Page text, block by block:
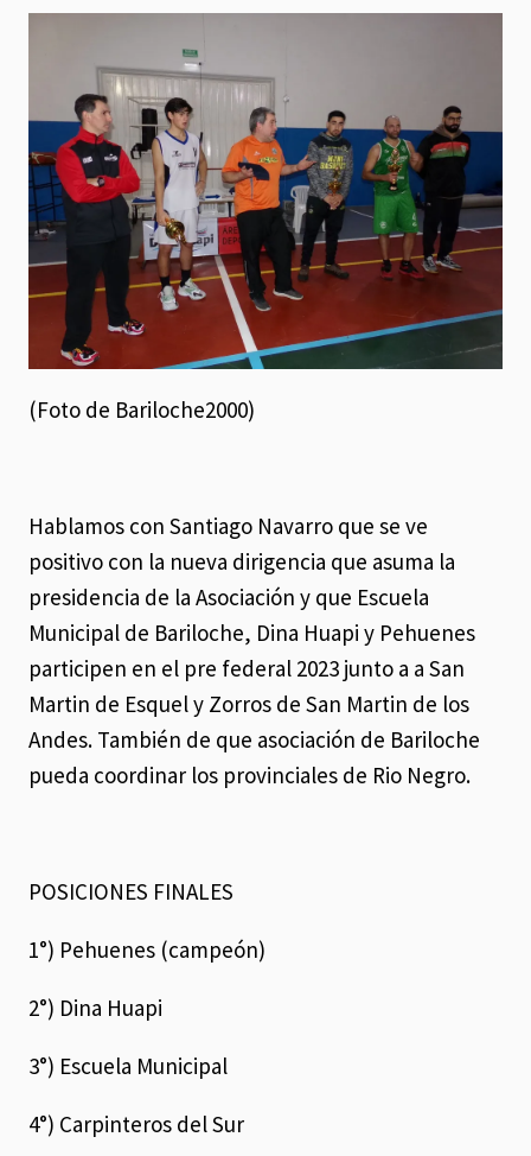
(Foto de Bariloche2000)
Hablamos con Santiago Navarro que se ve
positivo con la nueva dirigencia que asuma la
presidencia de la Asociación y que Escuela
Municipal de Bariloche, Dina Huapi y Pehuenes
participen en el pre federal 2023 junto a a San
Martin de Esquel y Zorros de San Martin de los
Andes. También de que asociación de Bariloche
pueda coordinar los provinciales de Rio Negro.
POSICIONES FINALES
1°) Pehuenes (campeón)
2°) Dina Huapi
3°) Escuela Municipal
4°) Carpinteros del Sur